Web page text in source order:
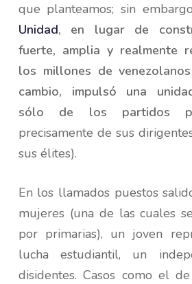
que planteamos; sin
Unidad, en lugar de
fuerte, amplia y realmente
los millones de
cambio, impulsó una
sólo de los partidos
precisamente de sus
sus élites).
En los llamados puestos
mujeres (una de las cuales
por primarias), un joven
lucha estudiantil, un
disidentes. Casos como el de